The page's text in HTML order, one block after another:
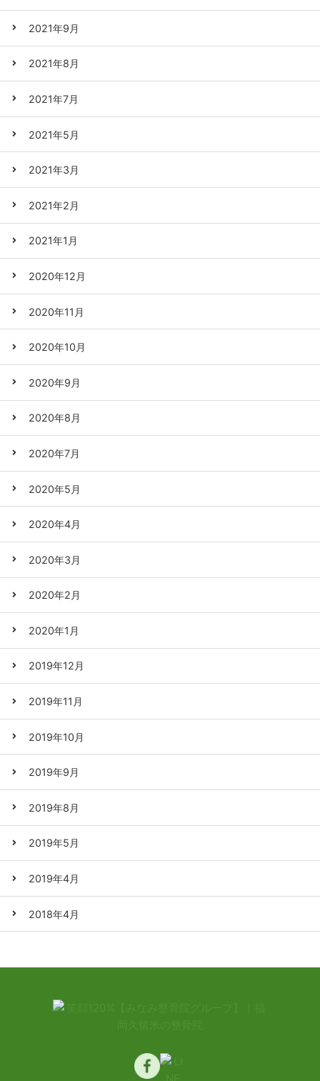
2021年9月
2021年8月
2021年7月
2021年5月
2021年3月
2021年2月
2021年1月
2020年12月
2020年11月
2020年10月
2020年9月
2020年8月
2020年7月
2020年5月
2020年4月
2020年3月
2020年2月
2020年1月
2019年12月
2019年11月
2019年10月
2019年9月
2019年8月
2019年5月
2019年4月
2018年4月